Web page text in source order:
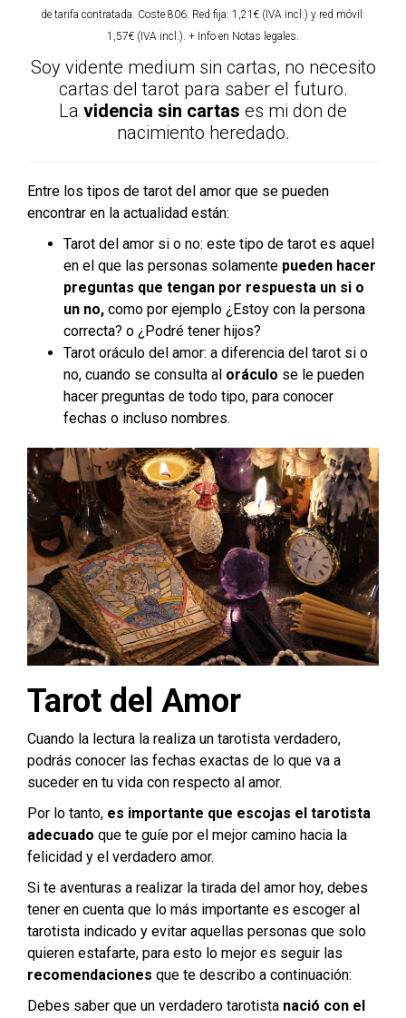
de tarifa contratada. Coste 806: Red fija: 1,21€ (IVA incl.) y red móvil:
1,57€ (IVA incl.). + Info en Notas legales.
Soy vidente medium sin cartas, no necesito
cartas del tarot para saber el futuro.
La videncia sin cartas es mi don de
nacimiento heredado.
Entre los tipos de tarot del amor que se pueden
encontrar en la actualidad están:
Tarot del amor si o no: este tipo de tarot es aquel
en el que las personas solamente pueden hacer
preguntas que tengan por respuesta un si o
un no, como por ejemplo ¿Estoy con la persona
correcta? o ¿Podré tener hijos?
Tarot oráculo del amor: a diferencia del tarot si o
no, cuando se consulta al oráculo se le pueden
hacer preguntas de todo tipo, para conocer
fechas o incluso nombres.
Tarot del Amor
Cuando la lectura la realiza un tarotista verdadero,
podrás conocer las fechas exactas de lo que va a
suceder en tu vida con respecto al amor.
Por lo tanto, es importante que escojas el tarotista
adecuado que te guíe por el mejor camino hacia la
felicidad y el verdadero amor.
Si te aventuras a realizar la tirada del amor hoy, debes
tener en cuenta que lo más importante es escoger al
tarotista indicado y evitar aquellas personas que solo
quieren estafarte, para esto lo mejor es seguir las
recomendaciones que te describo a continuación:
Debes saber que un verdadero tarotista nació con el